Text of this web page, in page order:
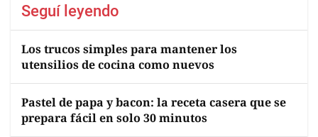
Seguí leyendo
Los trucos simples para mantener los
utensilios de cocina como nuevos
Pastel de papa y bacon: la receta casera que se
prepara fácil en solo 30 minutos